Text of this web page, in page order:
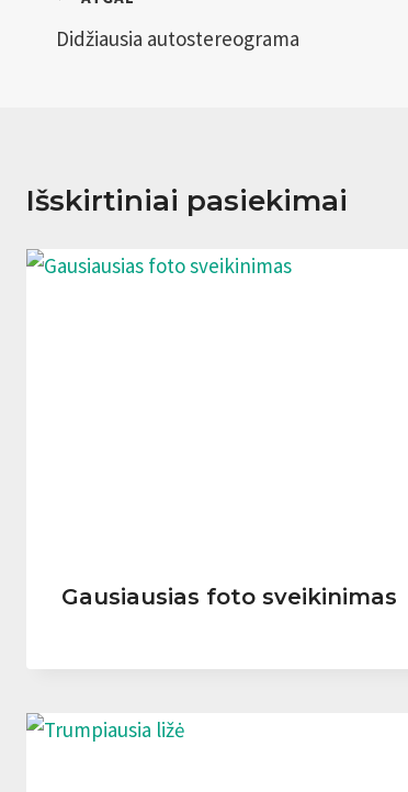
tarp
Didžiausia autostereograma
Išskirtiniai pasiekimai
Gausiausias foto sveikinimas